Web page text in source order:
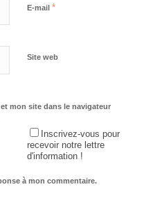
E-mail *
Site web
mon site dans le navigateur
Inscrivez-vous pour
recevoir notre lettre
d'information !
à mon commentaire.